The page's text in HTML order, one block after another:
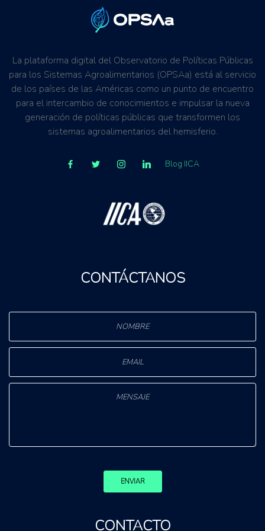
La plataforma digital del Observatorio de Políticas Públicas
para los Sistemas Agroalimentarios (OPSAa) está al servicio
de los países de las Américas como un punto de encuentro
para el intercambio de conocimientos e impulsar la nueva
generación de políticas públicas que transformen los
sistemas agroalimentarios del hemisferio.
Blog IICA
CONTÁCTANOS
ENVIAR
CONTACTO